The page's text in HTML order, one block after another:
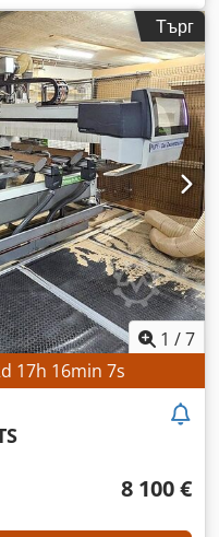
на мебели, мебели по
и други –
площ, ос X: 1600
ос Z: 70 мм Скорост,
мин Скорост, ос Z: 15 м/
об./мин Вертикален
пробивни
пробивни свредла, ос Y:
10 мм
4000 об./мин Група
120 мм Работна
помпа: 40 м³/ч
(NC): NC 400:
цветен графичен
Защитна
въздух: 6 атм Общи
x 1900 мм (височина)
3500 x 1900 x 2000 мм
кг
Търг
1 /7
d 17h 16min 5s
8 100 €